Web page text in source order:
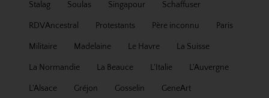
Stalag Soulas Singapour Schaffuser
RDVAncestral Protestants Père inconnu Paris
Militaire Madelaine Le Havre La Suisse
La Normandie La Beauce L'Italie L'Auvergne
L'Alsace Gréjon Gosselin GeneArt